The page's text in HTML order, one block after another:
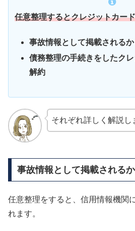
任意整理するとクレジットカー
事故情報として掲載されるか
債務整理の手続きをしたク
解約
それぞれ詳しく解説し
事故情報として掲載される
任意整理をすると、信用情報機関
れます。